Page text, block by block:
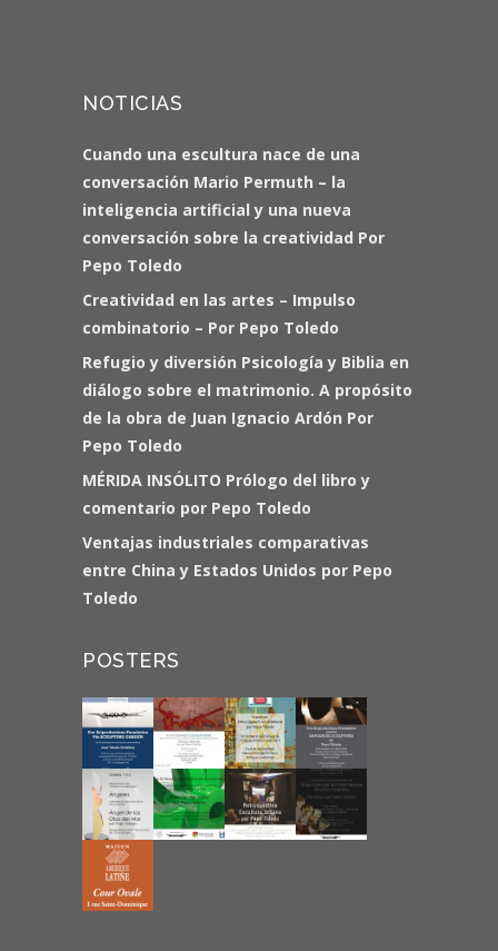
NOTICIAS
Cuando una escultura nace de una
conversación Mario Permuth – la
inteligencia artificial y una nueva
conversación sobre la creatividad Por
Pepo Toledo
Creatividad en las artes – Impulso
combinatorio – Por Pepo Toledo
Refugio y diversión Psicología y Biblia en
diálogo sobre el matrimonio. A propósito
de la obra de Juan Ignacio Ardón Por
Pepo Toledo
MÉRIDA INSÓLITO Prólogo del libro y
comentario por Pepo Toledo
Ventajas industriales comparativas
entre China y Estados Unidos por Pepo
Toledo
POSTERS